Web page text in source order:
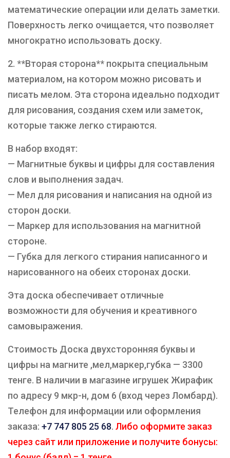
математические операции или делать заметки.
Поверхность легко очищается, что позволяет
многократно использовать доску.
2. **Вторая сторона** покрыта специальным
материалом, на котором можно рисовать и
писать мелом. Эта сторона идеально подходит
для рисования, создания схем или заметок,
которые также легко стираются.
В набор входят:
— Магнитные буквы и цифры для составления
слов и выполнения задач.
— Мел для рисования и написания на одной из
сторон доски.
— Маркер для использования на магнитной
стороне.
— Губка для легкого стирания написанного и
нарисованного на обеих сторонах доски.
Эта доска обеспечивает отличные
возможности для обучения и креативного
самовыражения.
Стоимость Доска двухсторонняя буквы и
цифры на магните ,мел,маркер,губка — 3300
тенге. В наличии в магазине игрушек Жирафик
по адресу 9 мкр-н, дом 6 (вход через Ломбард).
Телефон для информации или оформления
заказа: +7 747 805 25 68. Либо оформите заказ
через сайт или приложение и получите бонусы: